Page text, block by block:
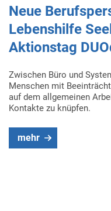
Neue
Lebenshilfe
Aktionstag
Zwischen Büro und
Menschen mit
auf dem allgemeinen
Kontakte zu knüpfen.
mehr